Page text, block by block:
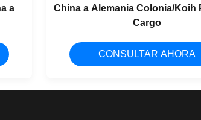
a
China a Alemania Colonia/Koih
Cargo
CONSULTAR AHORA